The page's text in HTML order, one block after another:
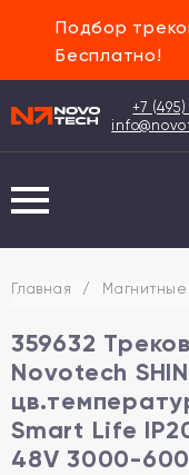
Подбор
Бесплатно!
+7
Главная /
359632
Novotech
Smart Life
48V 3000-